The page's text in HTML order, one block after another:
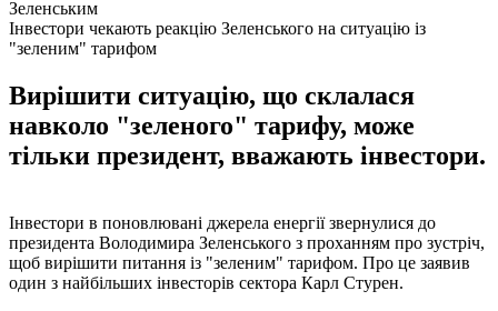
Інвестори чекають реакцію Зеленського на ситуацію із
"зеленим" тарифом
Вирішити ситуацію, що склалася
навколо "зеленого" тарифу, може
тільки президент, вважають інвестори.
Інвестори в поновлювані джерела енергії звернулися до
президента Володимира Зеленського з проханням про зустріч,
щоб вирішити питання із "зеленим" тарифом. Про це заявив
один з найбільших інвесторів сектора Карл Стурен.